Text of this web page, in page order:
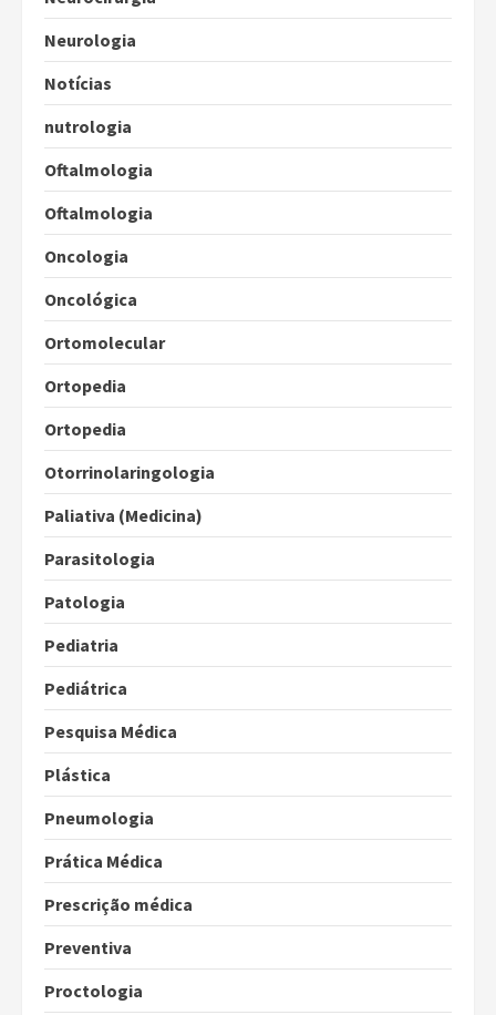
Neurologia
Notícias
nutrologia
Oftalmologia
Oftalmologia
Oncologia
Oncológica
Ortomolecular
Ortopedia
Ortopedia
Otorrinolaringologia
Paliativa (Medicina)
Parasitologia
Patologia
Pediatria
Pediátrica
Pesquisa Médica
Plástica
Pneumologia
Prática Médica
Prescrição médica
Preventiva
Proctologia